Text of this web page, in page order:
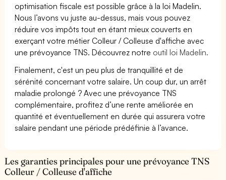
optimisation fiscale est possible grâce à la loi Madelin.
Nous l’avons vu juste au-dessus, mais vous pouvez
réduire vos impôts tout en étant mieux couverts en
exerçant votre métier Colleur / Colleuse d'affiche avec
une prévoyance TNS. Découvrez notre outil loi Madelin.
Finalement, c'est un peu plus de tranquillité et de
sérénité concernant votre salaire. Un coup dur, un arrêt
maladie prolongé ? Avec une prévoyance TNS
complémentaire, profitez d’une rente améliorée en
quantité et éventuellement en durée qui assurera votre
salaire pendant une période prédéfinie à l’avance.
Les garanties principales pour une prévoyance TNS
Colleur / Colleuse d'affiche